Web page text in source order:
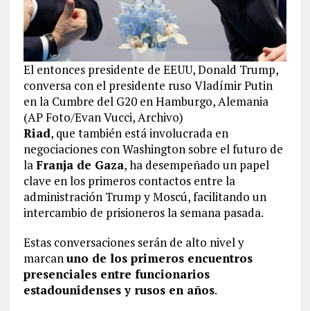
El entonces presidente de EEUU, Donald Trump,
conversa con el presidente ruso Vladímir Putin
en la Cumbre del G20 en Hamburgo, Alemania
(AP Foto/Evan Vucci, Archivo)
Riad, que también está involucrada en
negociaciones con Washington sobre el futuro de
laFranja de Gaza, ha desempeñado un papel
clave en los primeros contactos entre la
administración Trump y Moscú, facilitando un
intercambio de prisioneros la semana pasada.
Estas conversaciones serán de alto nivel y
marcanuno de los primeros encuentros
presenciales entre funcionarios
estadounidenses y rusos en años.